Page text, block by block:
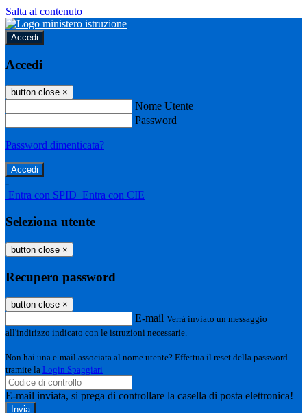
Salta al contenuto
Accedi
Accedi
button close ×
Nome Utente
Password
Password dimenticata?
-
Entra con SPID Entra con CIE
Seleziona utente
button close ×
Recupero password
button close ×
E-mail Verrà inviato un messaggio
all'indirizzo indicato con le istruzioni necessarie.
Non hai una e-mail associata al nome utente? Effettua il reset della password
tramite la Login Spaggiari
E-mail inviata, si prega di controllare la casella di posta elettronica!